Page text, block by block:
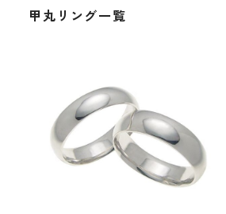
甲丸リング一覧